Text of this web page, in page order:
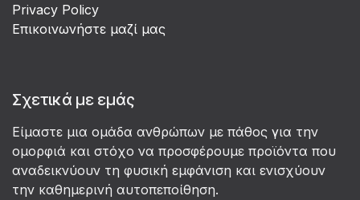
Privacy Policy
Επικοινωνήστε μαζί μας
Σχετικά με εμάς
Είμαστε μια ομάδα ανθρώπων με πάθος για την
ομορφιά και στόχο να προσφέρουμε προϊόντα που
αναδεικνύουν τη φυσική εμφάνιση και ενισχύουν
την καθημερινή αυτοπεποίθηση.